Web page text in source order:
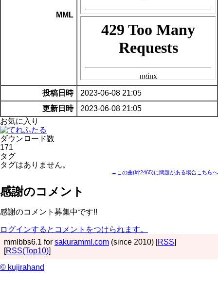
MML
投稿日時
2023-06-08 21:05
更新日時
2023-06-08 21:05
お気に入り
ダウンロード数
171
タグ
タグはありません。
→この曲(id:2465)に問題がある場合こちらへ
感謝のコメント
感謝のコメント募集中です!!
ログインするとコメントをつけられます。
mmlbbs6.1 for sakuramml.com (since 2010) [RSS]
[RSS(Top10)]
© kujirahand